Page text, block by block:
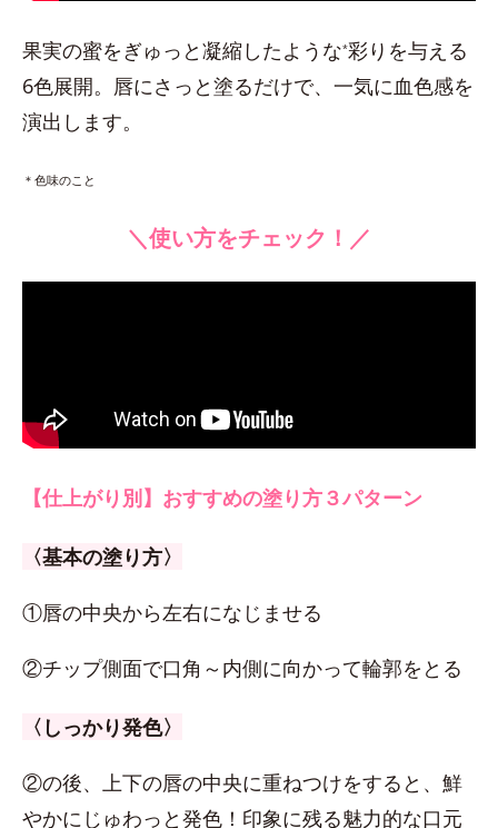
果実の蜜をぎゅっと凝縮したような*彩りを与える
6色展開。唇にさっと塗るだけで、一気に血色感を
演出します。
＊色味のこと
＼使い方をチェック！／
【仕上がり別】おすすめの塗り方３パターン
〈基本の塗り方〉
①唇の中央から左右になじませる
②チップ側面で口角～内側に向かって輪郭をとる
〈しっかり発色〉
②の後、上下の唇の中央に重ねつけをすると、鮮
やかにじゅわっと発色！印象に残る魅力的な口元